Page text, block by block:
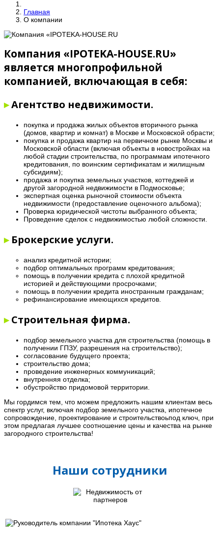
Главная
О компании
Компания «IPOTEKA-HOUSE.RU»
является многопрофильной
компанией, включающая в себя:
▸Агентство недвижимости.
покупка и продажа жилых объектов вторичного рынка
(домов, квартир и комнат) в Москве и Московской обрасти;
покупка и продажа квартир на первичном рынке Москвы и
Московской области (включая объекты в новостройках на
любой стадии строительства, по программам ипотечного
кредитования, по воинским сертификатам и жилищным
субсидиям);
продажа и покупка земельных участков, коттеджей и
другой загородной недвижимости в Подмосковье;
экспертная оценка рыночной стоимости объекта
недвижимости (предоставление оценочного альбома);
Проверка юридической чистоты выбранного объекта;
Проведение сделок с недвижимостью любой сложности.
▸ Брокерские услуги.
анализ кредитной истории;
подбор оптимальных программ кредитования;
помощь в получении кредита с плохой кредитной
историей и действующими просрочками;
помощь в получении кредита иностранным гражданам;
рефинансирование имеющихся кредитов.
▸ Строительная фирма.
подбор земельного участка для строительства (помощь в
получении ГПЗУ, разрешения на строительство);
согласование будущего проекта;
строительство дома;
проведение инженерных коммуникаций;
внутренняя отделка;
обустройство придомовой территории.
Мы гордимся тем, что можем предложить нашим клиентам весь
спектр услуг, включая подбор земельного участка, ипотечное
сопровождение, проектирование и строительствоьпод ключ, при
этом предлагая лучшее соотношение цены и качества на рынке
загородного строительства!
Наши сотрудники